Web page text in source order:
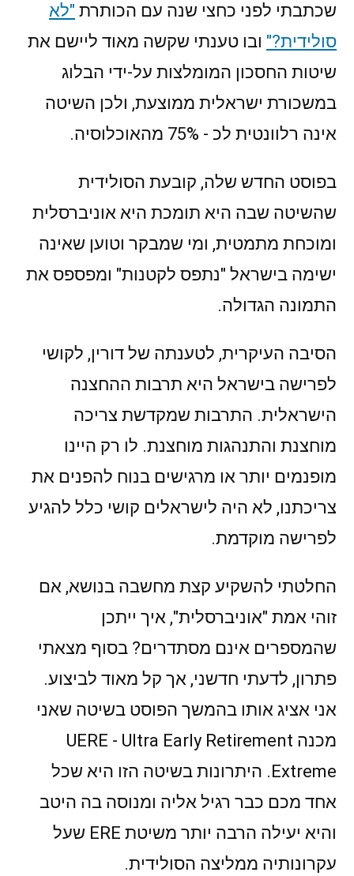
שכתבתי לפני כחצי שנה עם הכותרת "לא
סולידית?" ובו טענתי שקשה מאוד ליישם את
שיטות החסכון המומלצות על-ידי הבלוג
במשכורת ישראלית ממוצעת, ולכן השיטה
אינה רלוונטית לכ - 75% מהאוכלוסיה.
בפוסט החדש שלה, קובעת הסולידית
שהשיטה שבה היא תומכת היא אוניברסלית
ומוכחת מתמטית, ומי שמבקר וטוען שאינה
ישימה בישראל "נתפס לקטנות" ומפספס את
התמונה הגדולה.
הסיבה העיקרית, לטענתה של דורין, לקושי
לפרישה בישראל היא תרבות ההחצנה
הישראלית. התרבות שמקדשת צריכה
מוחצנת והתנהגות מוחצנת. לו רק היינו
מופנמים יותר או מרגישים בנוח להפנים את
צריכתנו, לא היה לישראלים קושי כלל להגיע
לפרישה מוקדמת.
החלטתי להשקיע קצת מחשבה בנושא, אם
זוהי אמת "אוניברסלית", איך ייתכן
שהמספרים אינם מסתדרים? בסוף מצאתי
פתרון, לדעתי חדשני, אך קל מאוד לביצוע.
אני אציג אותו בהמשך הפוסט בשיטה שאני
מכנה UERE - Ultra Early Retirement
Extreme. היתרונות בשיטה הזו היא שכל
אחד מכם כבר רגיל אליה ומנוסה בה היטב
והיא יעילה הרבה יותר משיטת ERE שעל
עקרונותיה ממליצה הסולידית.